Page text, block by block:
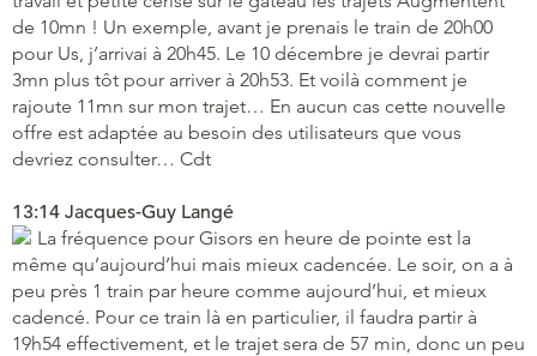
de 10mn ! Un exemple, avant je prenais le train de 20h00
pour Us, j’arrivai à 20h45. Le 10 décembre je devrai partir
3mn plus tôt pour arriver à 20h53. Et voilà comment je
rajoute 11mn sur mon trajet… En aucun cas cette nouvelle
offre est adaptée au besoin des utilisateurs que vous
devriez consulter… Cdt
13:14 Jacques-Guy Langé
La fréquence pour Gisors en heure de pointe est la
même qu’aujourd’hui mais mieux cadencée. Le soir, on a à
peu près 1 train par heure comme aujourd’hui, et mieux
cadencé. Pour ce train là en particulier, il faudra partir à
19h54 effectivement, et le trajet sera de 57 min, donc un peu